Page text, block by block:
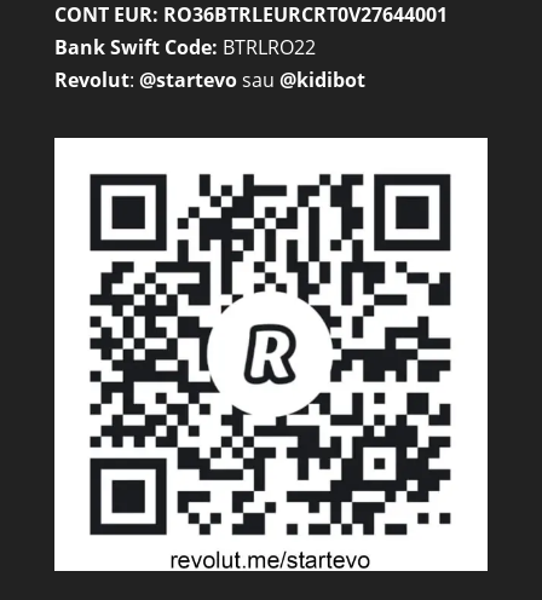
CONT EUR: RO36BTRLEURCRT0V27644001
Bank Swift Code: BTRLRO22
Revolut: @startevosau @kidibot